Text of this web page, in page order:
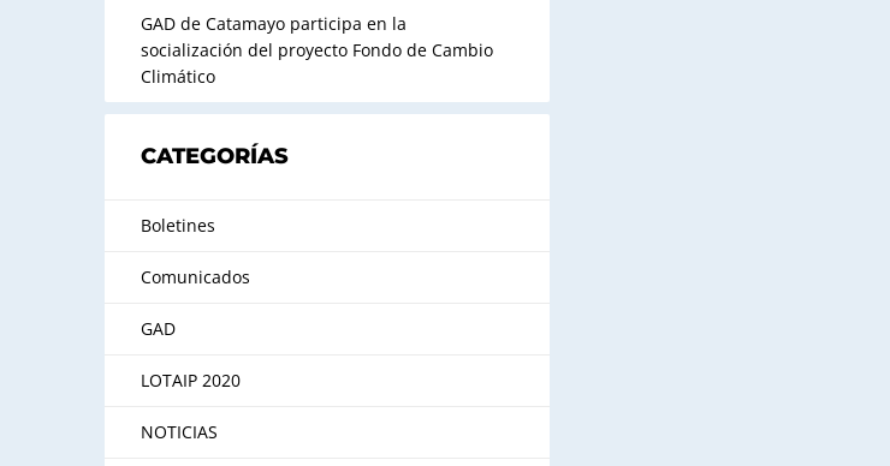
GAD de Catamayo participa en la
socialización del proyecto Fondo de Cambio
Climático
CATEGORÍAS
Boletines
Comunicados
GAD
LOTAIP 2020
NOTICIAS